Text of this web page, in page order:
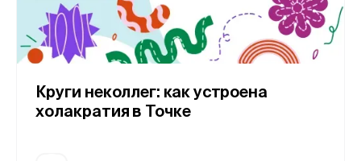
Круги неколлег: как устроена
холакратия в Точке